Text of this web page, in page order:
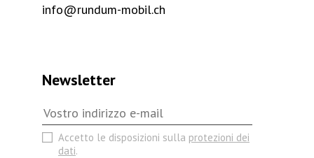
info@rundum-mobil.ch
Newsletter
Accetto le disposizioni sulla protezioni dei
dati.